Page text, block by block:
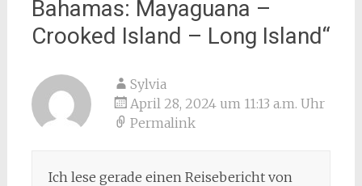
Bahamas: Mayaguana –
Crooked Island – Long Island“
Sylvia
April 28, 2024 um 11:13 a.m. Uhr
Permalink
Ich lese gerade einen Reisebericht von